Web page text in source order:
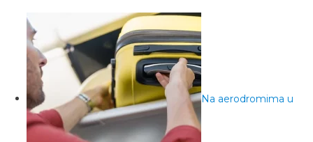
Na aerodromima u